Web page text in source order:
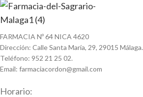
FARMACIA Nº 64 NICA 4620
Dirección: Calle Santa María, 29, 29015 Málaga.
Teléfono: 952 21 25 02.
Email: farmaciacordon@gmail.com
Horario: